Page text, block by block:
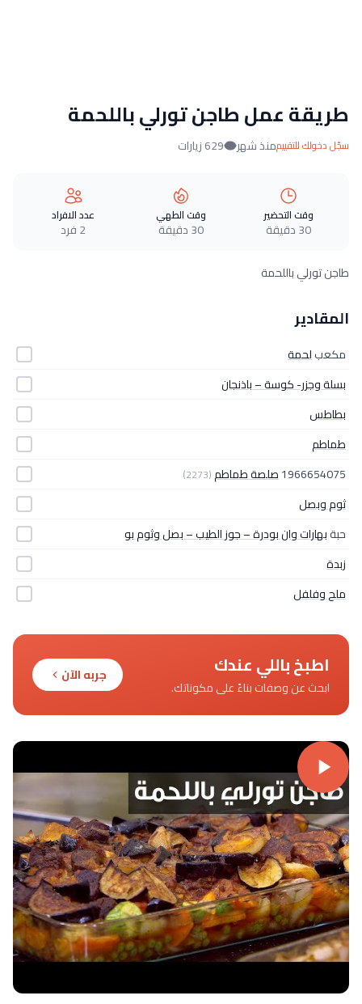
طريقة عمل طاجن تورلي باللحمة
سجّل دخولك للتقييممنذ شهر 629 زيارات
وقت التحضير
30 دقيقة
وقت الطهي
30 دقيقة
عدد الافراد
2 فرد
طاجن تورلي باللحمة
المقادير
مكعبلحمة
بسلة وجزر- كوسة – باذنجان
بطاطس
طماطم
1966654075صلصة طماطم(2273)
ثوم وبصل
حبةبهارات وان بودرة – جوز الطيب – بصل وثوم بو
زبدة
ملح وفلفل
اطبخ باللي عندك
ابحث عن وصفات بناءً على مكوناتك.
جربه الآن